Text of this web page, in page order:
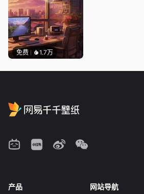
免费 1.7万
产品 网站导航